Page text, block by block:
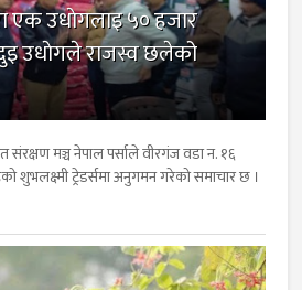
एक उधाेगलाइ ५० हजार
दुइ उधाेगले राजस्व छलेको
संरक्षण मञ्च नेपाल पर्साले वीरगंज वडा न. १६
शुभलक्ष्मी ट्रेडर्समा अनुगमन गरेको समाचार छ ।